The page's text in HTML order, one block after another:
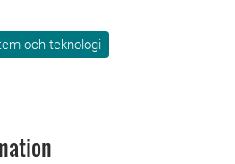
och teknologi